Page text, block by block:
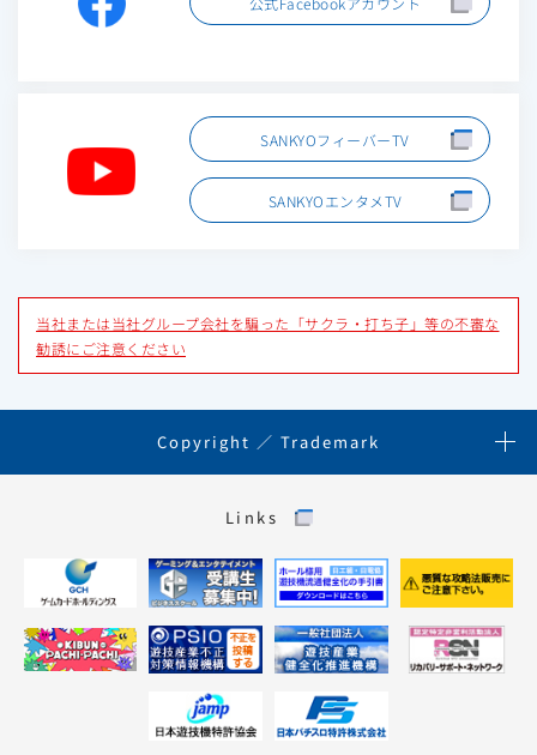
SANKYOフィーバーTV
SANKYOエンタメTV
当社または当社グループ会社を騙った「サクラ・打ち子」等の不審な
勧誘にご注意ください
Copyright ／ Trademark
Links